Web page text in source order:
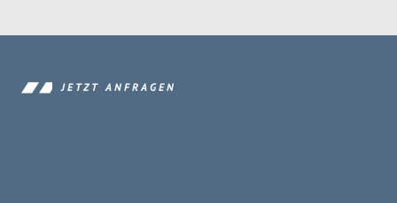
JETZT ANFRAGEN